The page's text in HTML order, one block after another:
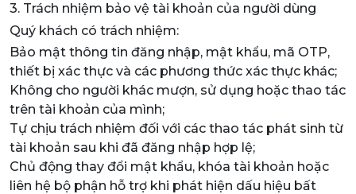
3. Trách nhiệm bảo vệ tài khoản của người dùng
Quý khách có trách nhiệm:
Bảo mật thông tin đăng nhập, mật khẩu, mã OTP,
thiết bị xác thực và các phương thức xác thực khác;
Không cho người khác mượn, sử dụng hoặc thao tác
trên tài khoản của mình;
Tự chịu trách nhiệm đối với các thao tác phát sinh từ
tài khoản sau khi đã đăng nhập hợp lệ;
Chủ động thay đổi mật khẩu, khóa tài khoản hoặc
liên hệ bộ phận hỗ trợ khi phát hiện dấu hiệu bất